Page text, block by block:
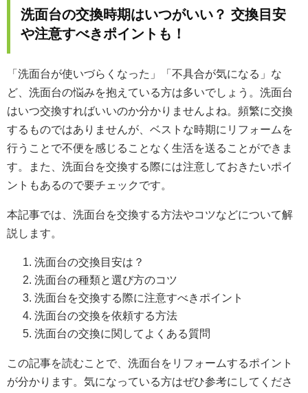
洗面台の交換時期はいつがいい？ 交換目安
や注意すべきポイントも！
「洗面台が使いづらくなった」「不具合が気になる」な
ど、洗面台の悩みを抱えている方は多いでしょう。洗面台
はいつ交換すればいいのか分かりませんよね。頻繁に交換
するものではありませんが、ベストな時期にリフォームを
行うことで不便を感じることなく生活を送ることができま
す。また、洗面台を交換する際には注意しておきたいポイ
ントもあるので要チェックです。
本記事では、洗面台を交換する方法やコツなどについて解
説します。
洗面台の交換目安は？
洗面台の種類と選び方のコツ
洗面台を交換する際に注意すべきポイント
洗面台の交換を依頼する方法
洗面台の交換に関してよくある質問
この記事を読むことで、洗面台をリフォームするポイント
が分かります。気になっている方はぜひ参考にしてくださ